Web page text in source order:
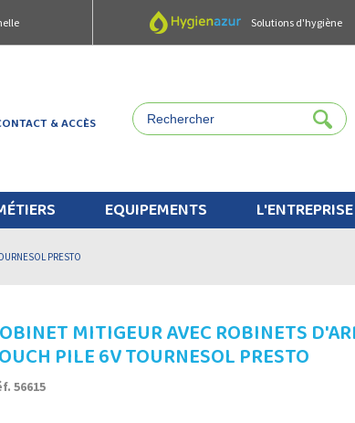
Solutions d'hygiène
& ACCÈS
EQUIPEMENTS L'ENTREPRISE
PRESTO
MITIGEUR AVEC ROBINETS
PILE 6V TOURNESOL PRESTO
56615